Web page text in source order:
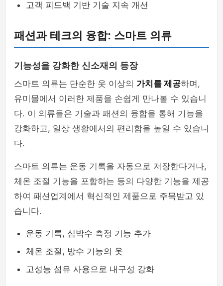
고객 피드백 기반 기술 지속 개선
패션과 테크의 융합: 스마트 의류
기능성을 강화한 신소재의 등장
스마트 의류는 단순한 옷 이상의 가치를 제공하며,
유미몰에서 이러한 제품을 손쉽게 만나볼 수 있습니
다. 이 의류들은 기술과 패션의 융합을 통해 기능을
강화하고, 일상 생활에서의 편리함을 높일 수 있습니
다.
스마트 의류는 운동 기록을 자동으로 저장한다거나,
체온 조절 기능을 포함하는 등의 다양한 기능을 제공
하여 패션업계에서 혁신적인 제품으로 주목받고 있
습니다.
운동 기록, 심박수 측정 기능 추가
체온 조절, 방수 기능의 옷
고성능 섬유 사용으로 내구성 강화